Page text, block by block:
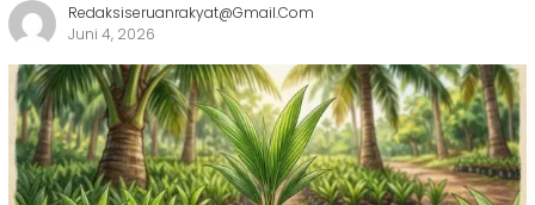
Redaksiseruanrakyat@gmail.com
Juni 4, 2026